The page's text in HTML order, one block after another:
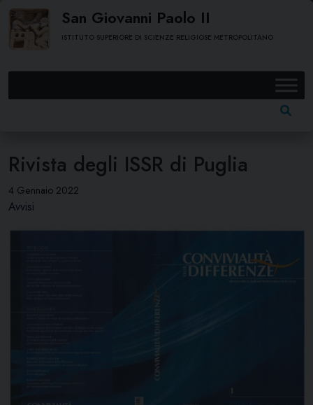
Skip
content
San Giovanni Paolo II
ISTITUTO SUPERIORE DI SCIENZE RELIGIOSE METROPOLITANO
Rivista degli ISSR di Puglia
4 Gennaio 2022
Avvisi